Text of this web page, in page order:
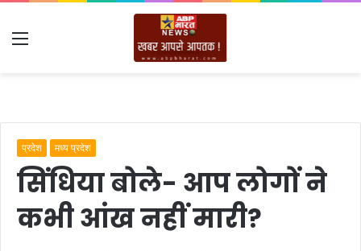
Menu
प्रदेश मध्य प्रदेश
सिंधिया बोले- आप लोगों ने
कभी आंख नहीं मारी?